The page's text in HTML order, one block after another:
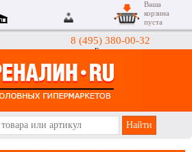
8 (495) 380-00-32
Гипермаркеты
Ваша
корзина
пуста